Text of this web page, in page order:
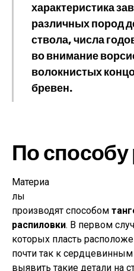
характеристика
различных пород
ствола, числа
во внимание
волокнистых
бревен.
По
Материа
лы
производят способом
распиловки. В первом
которых пласть
почти так к сердцевинным
выявить такие детали на